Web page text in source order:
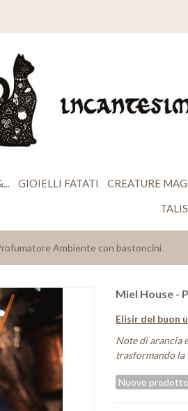
GIOIELLI FATATI CREATURE
Ambiente con bastoncini
Miel House -
Elisir del buon
Note di arancia
trasformando la
Nuovo prodotto